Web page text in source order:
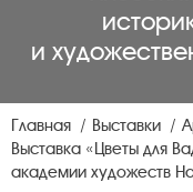
и
Главная Выставки
Выставка «Цветы для
академии художеств